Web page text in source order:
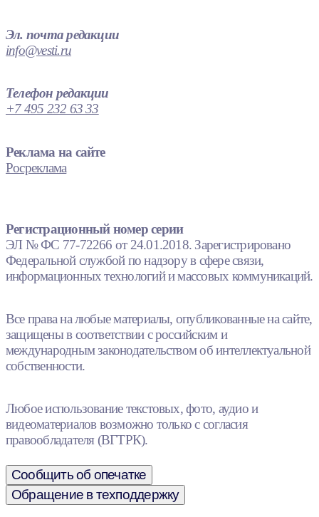
Эл. почта редакции
info@vesti.ru
Телефон редакции
+7 495 232 63 33
Реклама на сайте
Росреклама
Регистрационный номер серии
ЭЛ № ФС 77-72266 от 24.01.2018. Зарегистрировано
Федеральной службой по надзору в сфере связи,
информационных технологий и массовых коммуникаций.
Все права на любые материалы, опубликованные на сайте,
защищены в соответствии с российским и
международным законодательством об интеллектуальной
собственности.
Любое использование текстовых, фото, аудио и
видеоматериалов возможно только с согласия
правообладателя (ВГТРК).
Сообщить об опечатке
Обращение в техподдержку